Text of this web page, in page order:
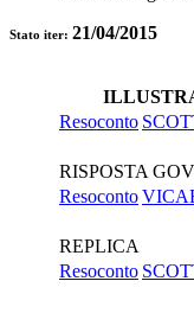
Stato iter: 21/04/2015
Resoconto
RISPOSTA
Resoconto
REPLICA
Resoconto